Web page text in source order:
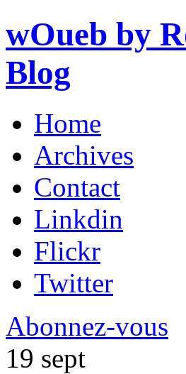
wOueb by
Blog
Home
Archives
Contact
Linkdin
Flickr
Twitter
Abonnez-vous
19 sept